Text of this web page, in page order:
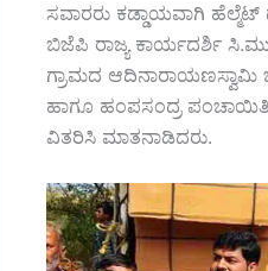
ಸವಾರರು ಕಡ್ಡಾಯವಾಗಿ
ಬಿಜೆಪಿ ರಾಜ್ಯ ಕಾರ್ಯದರ್ಶಿ
ಗ್ರಾಮದ ಆದಿನಾರಾಯಣಸ್ವಾಮಿ
ಹಾಗೂ ಹಂಪಸಂದ್ರ ಪಂಚಾಯಿತಿ
ವಿತರಿಸಿ ಮಾತನಾಡಿದರು.